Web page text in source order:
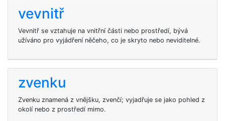
vevnitř
Vevnitř se vztahuje na vnitřní části nebo prostředí, bývá
užíváno pro vyjádření něčeho, co je skryto nebo neviditelné.
zvenku
Zvenku znamená z vnějšku, zvenčí; vyjadřuje se jako pohled z
okolí nebo z prostředí mimo.